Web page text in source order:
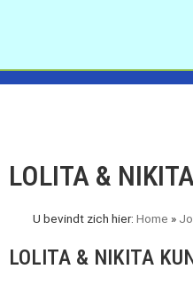
LOLITA &
U bevindt zich hier: Home »
LOLITA & NIKITA